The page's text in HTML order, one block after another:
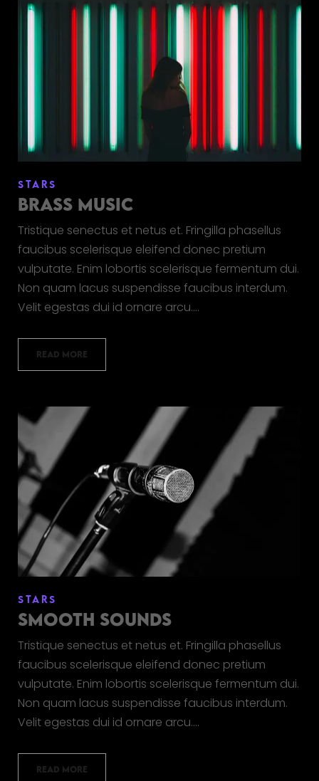
STARS
BRASS MUSIC
Tristique senectus et netus et. Fringilla phasellus
faucibus scelerisque eleifend donec pretium
vulputate. Enim lobortis scelerisque fermentum dui.
Non quam lacus suspendisse faucibus interdum.
Velit egestas dui id ornare arcu.…
READ MORE
STARS
SMOOTH SOUNDS
Tristique senectus et netus et. Fringilla phasellus
faucibus scelerisque eleifend donec pretium
vulputate. Enim lobortis scelerisque fermentum dui.
Non quam lacus suspendisse faucibus interdum.
Velit egestas dui id ornare arcu.…
READ MORE